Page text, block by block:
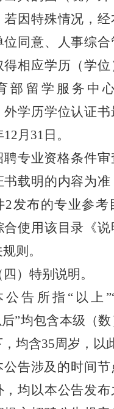
因特殊情况，经
位同意、人事综
得相应学历（学
部留学服务中
外学历学位认证
12月 31 日。
聘专业资格条件
书载明的内容为
2发布的专业参考
合使用该目录《
则。
四 ）特别说明。
公告所指 “以上
后”均包含本级（数
均含35周岁 ， 以
公告涉及的时间节
均以本公告发布